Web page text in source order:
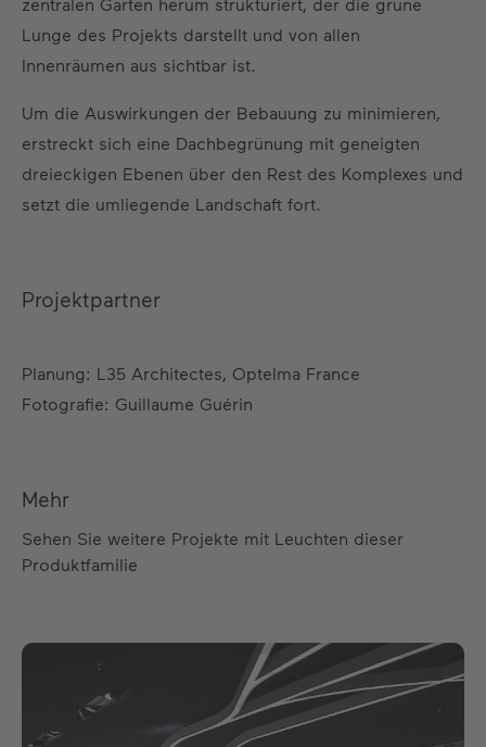
Lunge des Projekts darstellt und von allen
Innenräumen aus sichtbar ist.
Um die Auswirkungen der Bebauung zu minimieren,
erstreckt sich eine Dachbegrünung mit geneigten
dreieckigen Ebenen über den Rest des Komplexes und
setzt die umliegende Landschaft fort.
Projektpartner
Planung: L35 Architectes, Optelma France
Fotografie: Guillaume Guérin
Mehr
Sehen Sie weitere Projekte mit Leuchten dieser
Produktfamilie